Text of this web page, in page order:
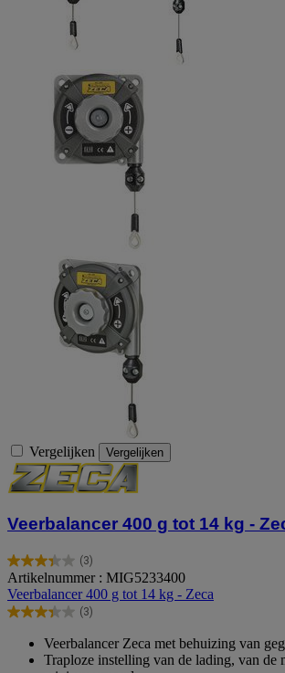
Vergelijken Vergelijken
Veerbalancer 400 g tot 14 kg -
(3)
3.3
van
de
5
beoordelingen
Artikelnummer : MIG5233400
Veerbalancer 400 g tot 14 kg - Zeca
(3)
3.3
Veerbalancer Zeca met behuizing van
Traploze instelling van de lading, van de